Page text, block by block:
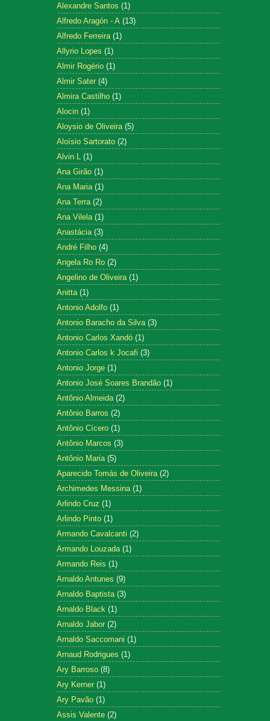
Alexandre Santos (1)
Alfredo Aragón - A (13)
Alfredo Ferreira (1)
Allyrio Lopes (1)
Almir Rogério (1)
Almir Sater (4)
Almira Castilho (1)
Alocin (1)
Aloysio de Oliveira (5)
Aloísio Sartorato (2)
Alvin L (1)
Ana Girão (1)
Ana Maria (1)
Ana Terra (2)
Ana Vilela (1)
Anastácia (3)
André Filho (4)
Angela Ro Ro (2)
Angelino de Oliveira (1)
Anitta (1)
Antonio Adolfo (1)
Antonio Baracho da Silva (3)
Antonio Carlos Xandó (1)
Antonio Carlos k Jocafi (3)
Antonio Jorge (1)
Antonio José Soares Brandão (1)
Antônio Almeida (2)
Antônio Barros (2)
Antônio Cícero (1)
Antônio Marcos (3)
Antônio Maria (5)
Aparecido Tomás de Oliveira (2)
Archimedes Messina (1)
Arlindo Cruz (1)
Arlindo Pinto (1)
Armando Cavalcanti (2)
Armando Louzada (1)
Armando Reis (1)
Arnaldo Antunes (9)
Arnaldo Baptista (3)
Arnaldo Black (1)
Arnaldo Jabor (2)
Arnaldo Saccomani (1)
Arnaud Rodrigues (1)
Ary Barroso (8)
Ary Kerner (1)
Ary Pavão (1)
Assis Valente (2)